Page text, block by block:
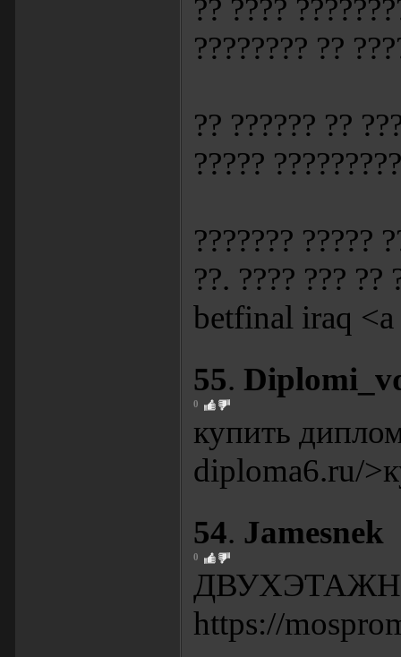
?? ????
???????? ??
?? ?????? ??
?????
??????? ?????
??. ???? ??? ??
betfinal iraq
55.
0
купить
diploma6.ru/
54. Jamesnek
0
https://